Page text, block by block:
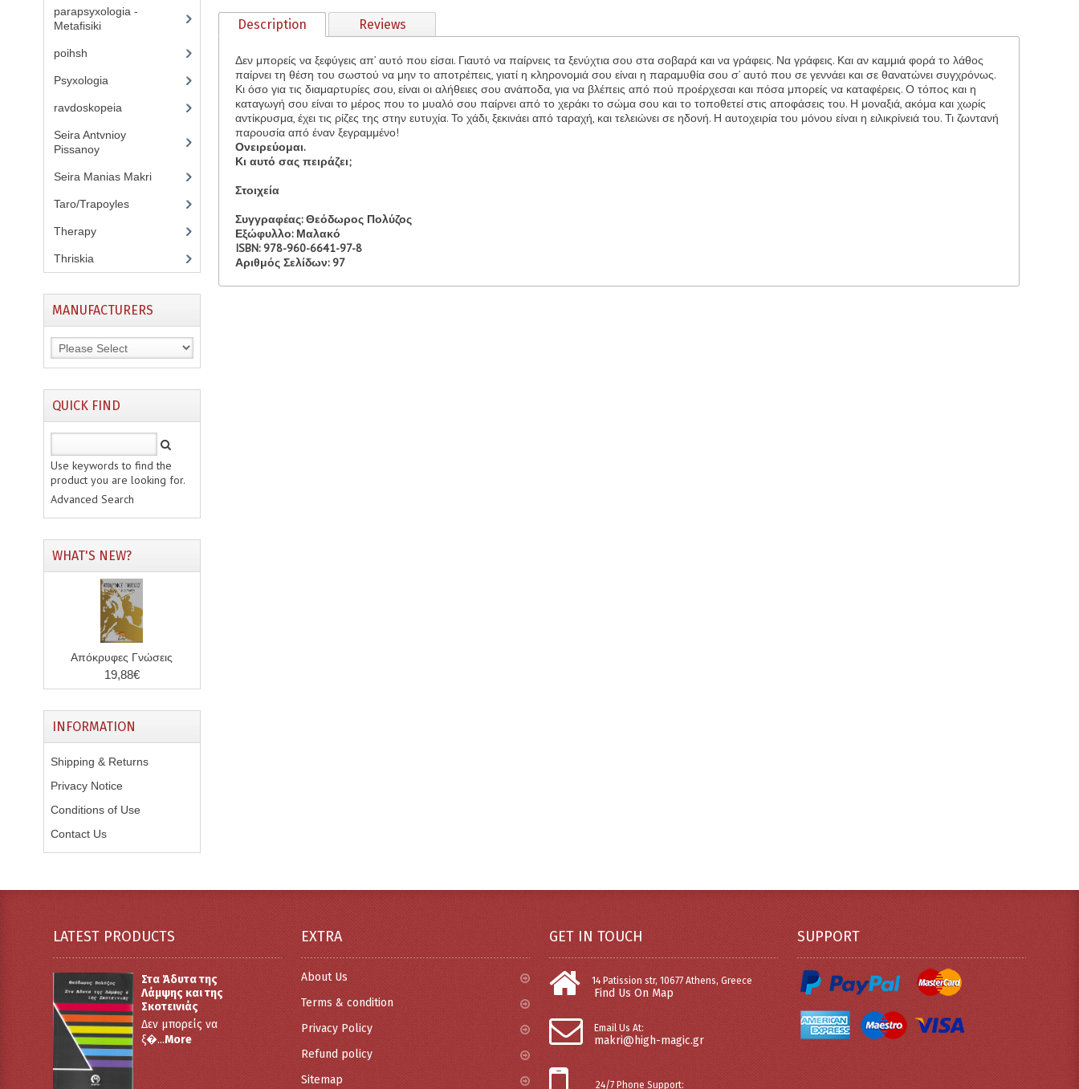
Description Reviews
Δεν μπορείς να ξεφύγεις απ’ αυτό που είσαι. Γιαυτό να παίρνεις τα ξενύχτια σου στα σοβαρά και να γράφεις. Να γράφεις. Και αν καμμιά φορά το λάθος
παίρνει τη θέση του σωστού να μην το αποτρέπεις, γιατί η κληρονομιά σου είναι η παραμυθία σου σ’ αυτό που σε γεννάει και σε θανατώνει συγχρόνως.
Κι όσο για τις διαμαρτυρίες σου, είναι οι αλήθειες σου ανάποδα, για να βλέπεις από πού προέρχεσαι και πόσα μπορείς να καταφέρεις. Ο τόπος και η
καταγωγή σου είναι το μέρος που το μυαλό σου παίρνει από το χεράκι το σώμα σου και το τοποθετεί στις αποφάσεις του. Η μοναξιά, ακόμα και χωρίς
αντίκρυσμα, έχει τις ρίζες της στην ευτυχία. Το χάδι, ξεκινάει από ταραχή, και τελειώνει σε ηδονή. Η αυτοχειρία του μόνου είναι η ειλικρίνειά του. Τι ζωντανή
παρουσία από έναν ξεγραμμένο!
Ονειρεύομαι.
Κι αυτό σας πειράζει;
Στοιχεία
Συγγραφέας: Θεόδωρος Πολύζος
Εξώφυλλο: Μαλακό
ISBN: 978-960-6641-97-8
Αριθμός Σελίδων: 97
parapsyxologia -
Metafisiki(13)
poihsh
Psyxologia
ravdoskopeia
Seira Antvnioy
Pissanoy(13)
Seira Manias Makri(9)
Taro/Trapoyles(5)
Therapy(3)
Thriskia
MANUFACTURERS
QUICK FIND
Use keywords to find the
product you are looking for.
Advanced Search
WHAT'S NEW?
Απόκρυφες Γνώσεις
19,88€
INFORMATION
Shipping & Returns
Privacy Notice
Conditions of Use
Contact Us
LATEST PRODUCTS
Στα Άδυτα της
Λάμψης και της
Σκοτεινιάς
Δεν μπορείς να
ξ�...More
EXTRA
About Us
Terms & condition
Privacy Policy
Refund policy
Sitemap
GET IN TOUCH
14 Patission str, 10677 Athens, Greece
Find Us On Map
Email Us At:
makri@high-magic.gr
24/7 Phone Support:
SUPPORT